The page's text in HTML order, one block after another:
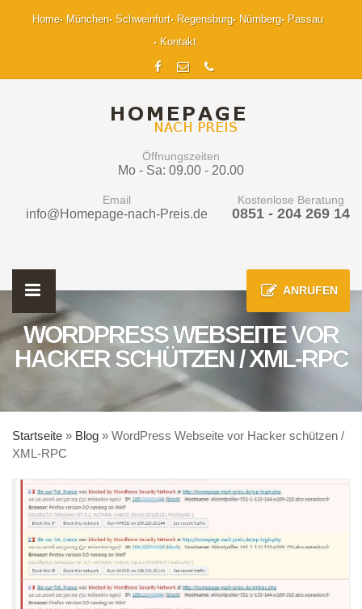
Home München Schweinfurt Regensburg Nürnberg
Passau
Kontakt
Öffnungszeiten
Mo - Sa: 09.00 - 20.00
Email
info@Homepage-nach-Preis.de
Kostenlose Beratung
0851 - 204 269 14
ANRUFEN
WORDPRESS WEBSEITE VOR
HACKER SCHÜTZEN / XML-RPC
Startseite » Blog » WordPress Webseite vor Hacker schützen /
XML-RPC